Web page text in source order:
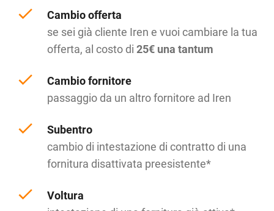
Cambio offerta
se sei già cliente Iren e vuoi cambiare la tua
offerta, al costo di 25€ una tantum
Cambio fornitore
passaggio da un altro fornitore ad Iren
Subentro
cambio di intestazione di contratto di una
fornitura disattivata preesistente*
Voltura